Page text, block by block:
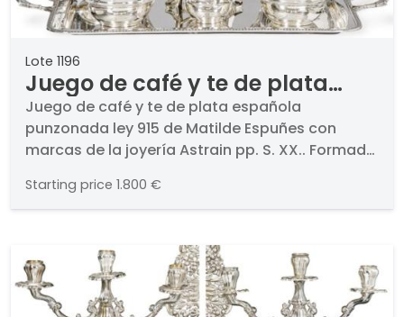
Lote 1196
Juego de café y te de plata
española punzonada ley 915 de
Matilde Espuñes con marcas
de la joyería Astrain pp. S. XX.
Juego de café y te de plata española
punzonada ley 915 de Matilde Espuñes con
marcas de la joyería Astrain pp. S. XX.. Formado
tetera, lechera, azucarero y recipiente con
colador. Decorado con contarios y hojas
Kg.. Medidas bandeja: 36 x 44 cm
Starting price 1.800 €